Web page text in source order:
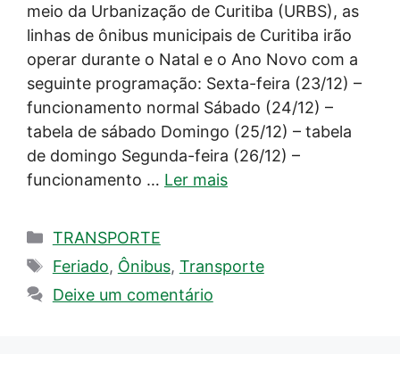
meio da Urbanização de Curitiba (URBS), as
linhas de ônibus municipais de Curitiba irão
operar durante o Natal e o Ano Novo com a
seguinte programação: Sexta-feira (23/12) –
funcionamento normal Sábado (24/12) –
tabela de sábado Domingo (25/12) – tabela
de domingo Segunda-feira (26/12) –
funcionamento … Ler mais
Categorias
TRANSPORTE
Tags
Feriado, Ônibus, Transporte
Deixe um comentário